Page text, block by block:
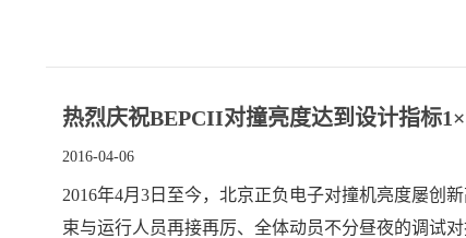
热烈庆祝BEPCII对撞亮度达到设计指标
2016-04-06
2016年4月3日至今，北京正负电子对撞机亮度屡创
束与运行人员再接再厉、全体动员不分昼夜的调试